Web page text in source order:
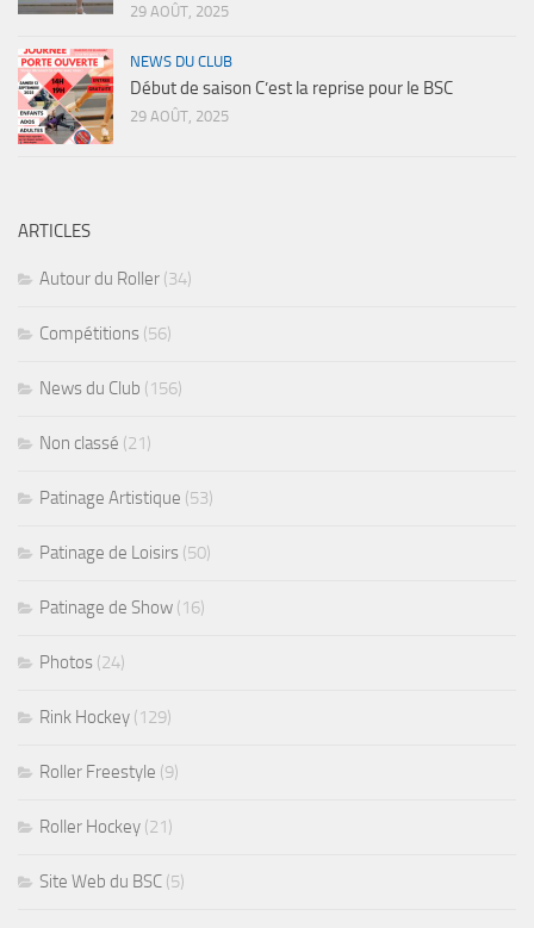
29 AOÛT, 2025
NEWS DU CLUB
Début de saison C’est la reprise pour le BSC
29 AOÛT, 2025
ARTICLES
Autour du Roller (34)
Compétitions (56)
News du Club (156)
Non classé (21)
Patinage Artistique (53)
Patinage de Loisirs (50)
Patinage de Show (16)
Photos (24)
Rink Hockey (129)
Roller Freestyle (9)
Roller Hockey (21)
Site Web du BSC (5)